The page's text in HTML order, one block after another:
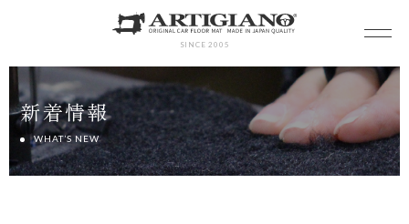
SINCE 2005
新着情報
WHAT’S NEW